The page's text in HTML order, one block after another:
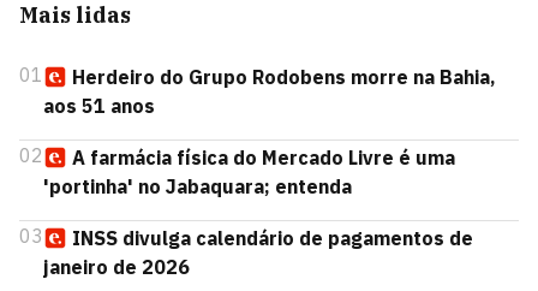
Mais lidas
01
Herdeiro do Grupo Rodobens morre na Bahia,
aos 51 anos
02
A farmácia física do Mercado Livre é uma
'portinha' no Jabaquara; entenda
03
INSS divulga calendário de pagamentos de
janeiro de 2026